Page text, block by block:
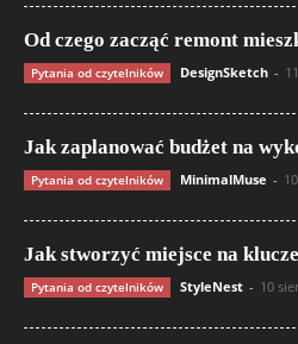
Od czego zacząć remont
Pytania od czytelników DesignSketch -
Jak zaplanować budżet na
Pytania od czytelników MinimalMuse -
Jak stworzyć miejsce na
Pytania od czytelników StyleNest - 10